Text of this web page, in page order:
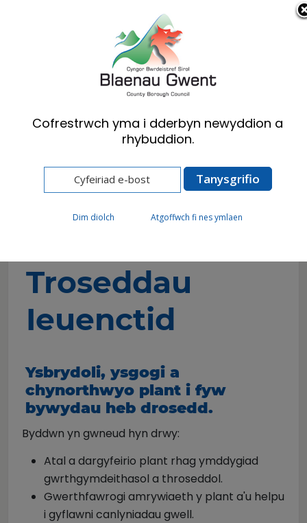
Cymraeg English
Preswylwyr
Gwasanaeth Troseddau Ieuenctid
Troseddau
Ieuenctid
Ysbrydoli, ysgogi a
chynorthwyo plant i fyw
bywydau heb drosedd.
Byddwn yn gwneud hyn drwy:
Atal a dargyfeirio plant rhag ymddygiad
gwrthgymdeithasol a throseddol.
Gwerthfawrogi amrywiaeth y plant a'u helpu
i gyflawni canlyniadau gwell.
Cofrestrwch yma i dderbyn newyddion a
rhybuddion.
Dim diolch Atgoffwch fi nes ymlaen